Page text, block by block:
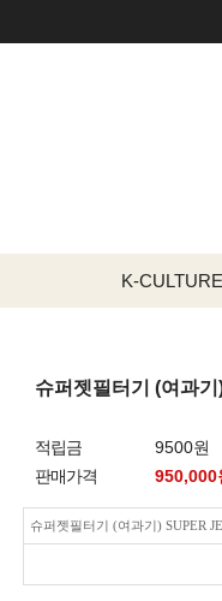
K-CULTURE
슈퍼젯필터기 (여과
적립금
9500원
판매가격
950,000
슈퍼젯필터기 (여과기) SUPER